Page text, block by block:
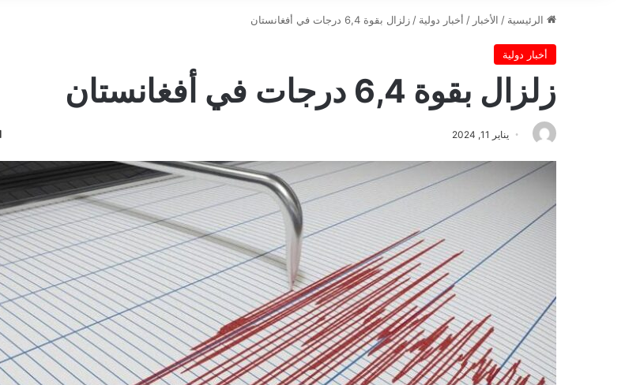
الرئيسية / الأخبار / أخبار دولية / زلزال بقوة 6,4 درجات في أفغانستان
أخبار دولية
زلزال بقوة 6,4 درجات في أفغانستان
يناير 11, 2024